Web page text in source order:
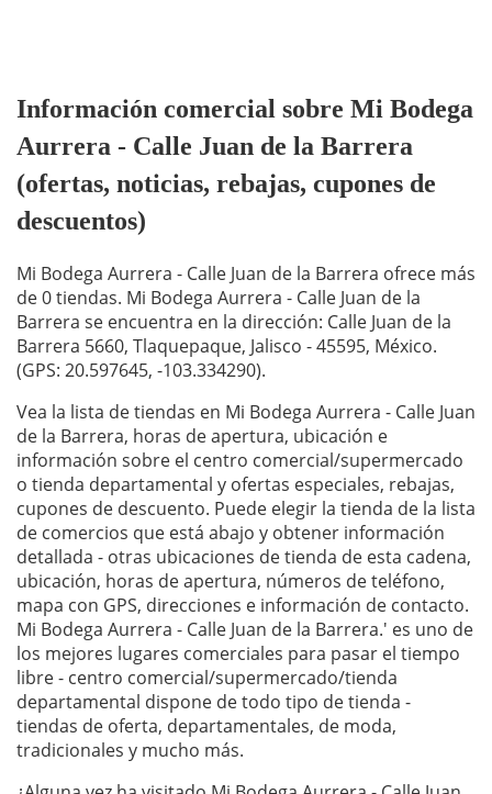
Información comercial sobre Mi Bodega
Aurrera - Calle Juan de la Barrera
(ofertas, noticias, rebajas, cupones de
descuentos)
Mi Bodega Aurrera - Calle Juan de la Barrera ofrece más
de 0 tiendas. Mi Bodega Aurrera - Calle Juan de la
Barrera se encuentra en la dirección: Calle Juan de la
Barrera 5660, Tlaquepaque, Jalisco - 45595, México.
(GPS: 20.597645, -103.334290).
Vea la lista de tiendas en Mi Bodega Aurrera - Calle Juan
de la Barrera, horas de apertura, ubicación e
información sobre el centro comercial/supermercado
o tienda departamental y ofertas especiales, rebajas,
cupones de descuento. Puede elegir la tienda de la lista
de comercios que está abajo y obtener información
detallada - otras ubicaciones de tienda de esta cadena,
ubicación, horas de apertura, números de teléfono,
mapa con GPS, direcciones e información de contacto.
Mi Bodega Aurrera - Calle Juan de la Barrera.' es uno de
los mejores lugares comerciales para pasar el tiempo
libre - centro comercial/supermercado/tienda
departamental dispone de todo tipo de tienda -
tiendas de oferta, departamentales, de moda,
tradicionales y mucho más.